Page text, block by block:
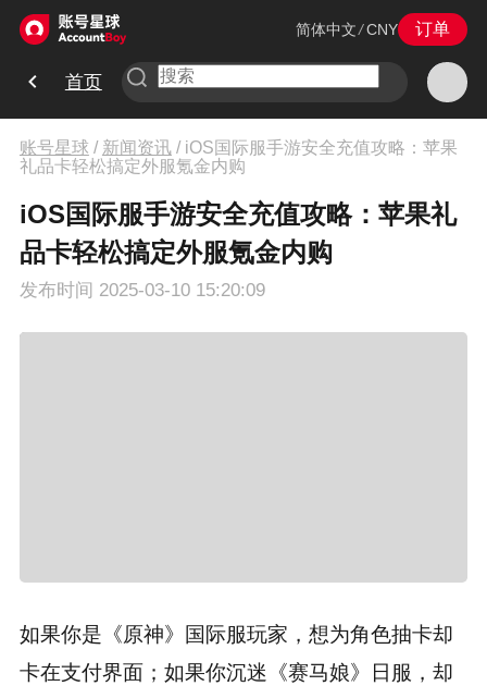
简体中文 /CNY 订单
首页
账号星球 / 新闻资讯/ iOS国际服手游安全充值攻略：苹果
礼品卡轻松搞定外服氪金内购
iOS国际服手游安全充值攻略：苹果礼
品卡轻松搞定外服氪金内购
发布时间 2025-03-10 15:20:09
如果你是《原神》国际服玩家，想为角色抽卡却
卡在支付界面；如果你沉迷《赛马娘》日服，却